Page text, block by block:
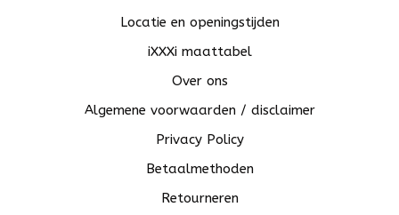
Locatie en openingstijden
iXXXi maattabel
Over ons
Algemene voorwaarden / disclaimer
Privacy Policy
Betaalmethoden
Retourneren